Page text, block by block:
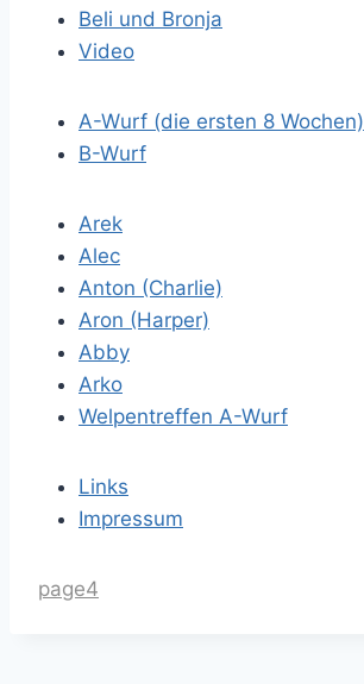
Beli und Bronja
Video
A-Wurf (die ersten 8 Wochen)
B-Wurf
Arek
Alec
Anton (Charlie)
Aron (Harper)
Abby
Arko
Welpentreffen A-Wurf
Links
Impressum
page4